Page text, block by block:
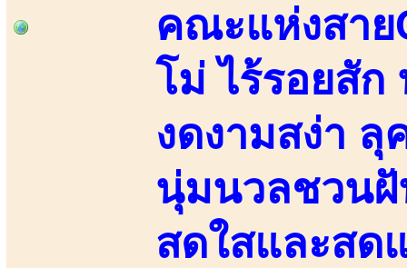
คณะแห่งสาย
โม่ ไร้รอยสัก
งดงามสง่า
นุ่มนวลชวนฝั
สดใสและสด